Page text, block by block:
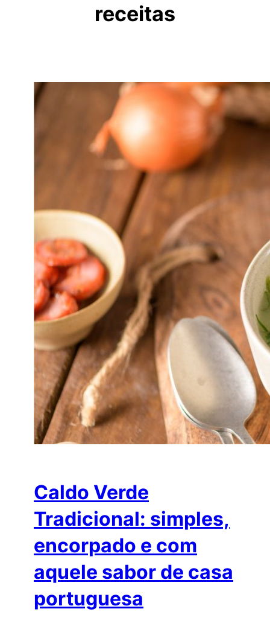
receitas
Caldo Verde
Tradicional: simples,
encorpado e com
aquele sabor de casa
portuguesa